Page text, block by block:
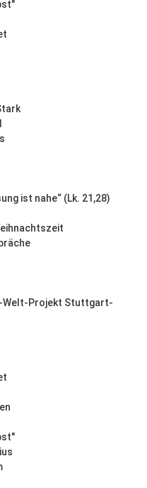
ist nahe“ (Lk. 21,28)
Welt-Projekt Stuttgart-